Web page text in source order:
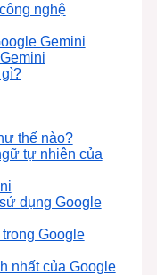
nghệ
Gemini
thế nào?
tự nhiên của
dụng Google
Google
nhất của Google